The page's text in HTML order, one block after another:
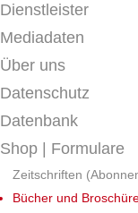
Dienstleister
Mediadaten
Über uns
Datenschutz
Datenbank
Shop | Formulare
Zeitschriften
Bücher und